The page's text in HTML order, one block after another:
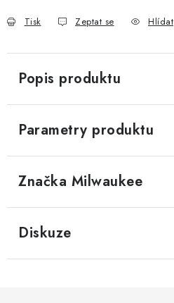
Tisk Zeptat se Hlídat
Popis produktu
Parametry produktu
Značka Milwaukee
Diskuze